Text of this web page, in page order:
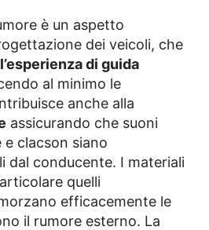
è un aspetto
dei veicoli, che
di guida
al minimo le
anche alla
assicurando che suoni
clacson siano
dal conducente. I materiali
quelli
efficacemente le
il rumore esterno. La